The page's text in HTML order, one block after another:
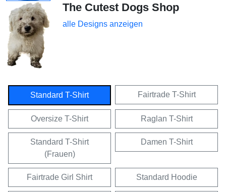
The Cutest Dogs Shop
alle Designs anzeigen
Standard T-Shirt Fairtrade T-Shirt
Oversize T-Shirt Raglan T-Shirt
Standard T-Shirt
(Frauen)
Damen T-Shirt
Fairtrade Girl Shirt Standard Hoodie